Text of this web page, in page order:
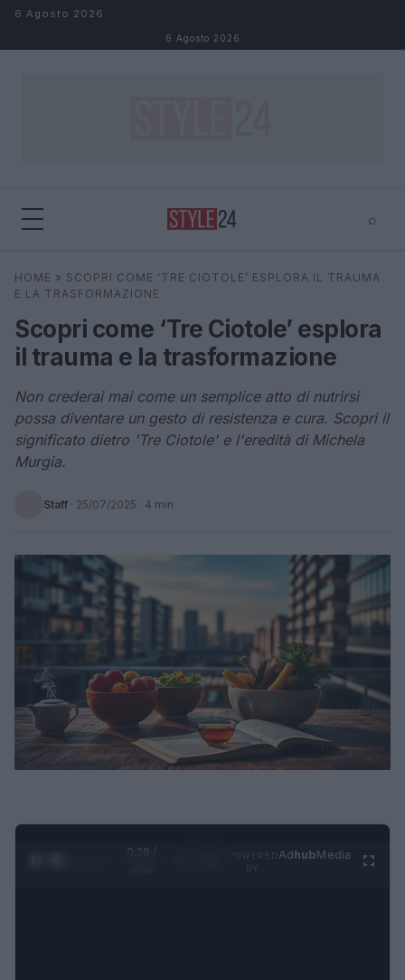
Salta al contenuto
6 Agosto 2026
6 Agosto 2026
⌕
Cerca ⌕ ×
HOME » SCOPRI COME ‘TRE CIOTOLE’ ESPLORA IL TRAUMA
E LA TRASFORMAZIONE
Scopri come ‘Tre Ciotole’ esplora
il trauma e la trasformazione
Non crederai mai come un semplice atto di nutrirsi
possa diventare un gesto di resistenza e cura. Scopri il
significato dietro 'Tre Ciotole' e l'eredità di Michela
Murgia.
Staff · 25/07/2025 · 4 min
0:29 /
AdhubMedia